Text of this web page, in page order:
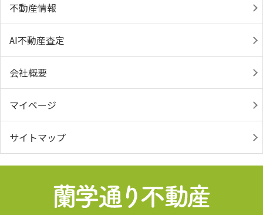
不動産情報
AI不動産査定
会社概要
マイページ
サイトマップ